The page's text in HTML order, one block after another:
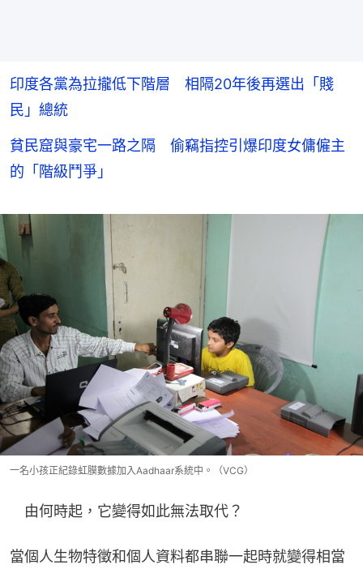
印度各黨為拉攏低下階層 相隔20年後再選出「賤
民」總統
貧民窟與豪宅一路之隔 偷竊指控引爆印度女傭僱主
的「階級鬥爭」
一名小孩正紀錄虹膜數據加入Aadhaar系統中。（VCG）
由何時起，它變得如此無法取代？
當個人生物特徵和個人資料都串聯一起時就變得相當